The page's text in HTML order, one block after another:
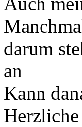
darum
an
Kann